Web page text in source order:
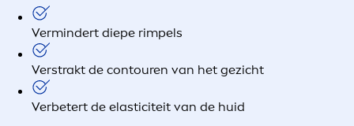
Vermindert diepe rimpels
Verstrakt de contouren van het gezicht
Verbetert de elasticiteit van de huid